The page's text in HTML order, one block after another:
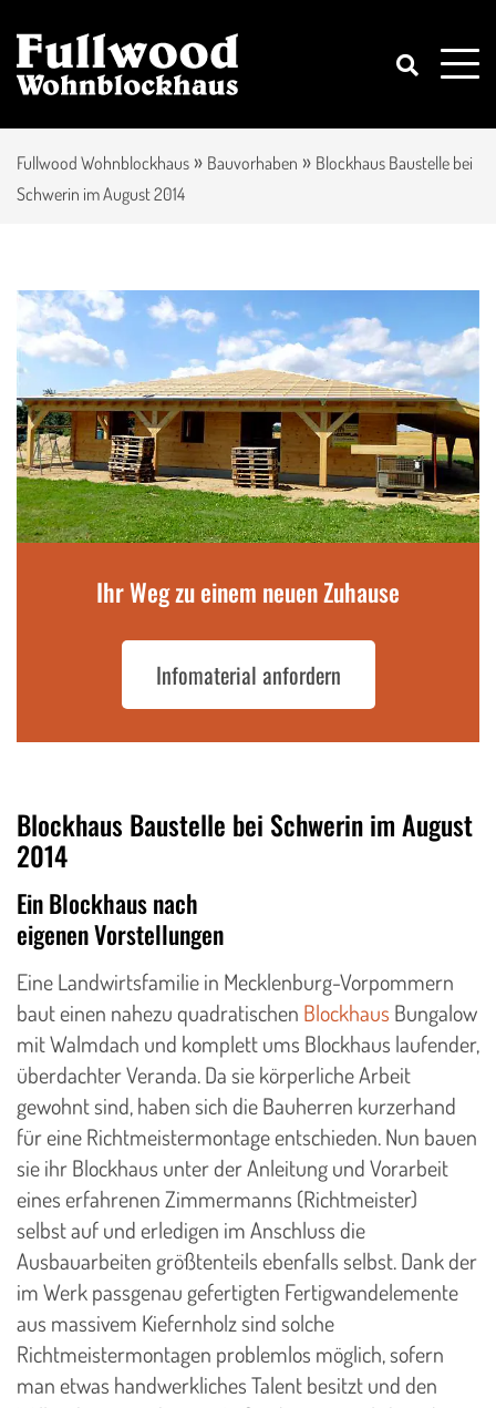
Fullwood Wohnblockhaus » Bauvorhaben » Blockhaus Baustelle bei
Schwerin im August 2014
Ihr Weg zu einem neuen Zuhause
Infomaterial anfordern
Blockhaus Baustelle bei Schwerin im August
2014
Ein Blockhaus nach
eigenen Vorstellungen
Eine Landwirtsfamilie in Mecklenburg-Vorpommern
baut einen nahezu quadratischen Blockhaus Bungalow
mit Walmdach und komplett ums Blockhaus laufender,
überdachter Veranda. Da sie körperliche Arbeit
gewohnt sind, haben sich die Bauherren kurzerhand
für eine Richtmeistermontage entschieden. Nun bauen
sie ihr Blockhaus unter der Anleitung und Vorarbeit
eines erfahrenen Zimmermanns (Richtmeister)
selbst auf und erledigen im Anschluss die
Ausbauarbeiten größtenteils ebenfalls selbst. Dank der
im Werk passgenau gefertigten Fertigwandelemente
aus massivem Kiefernholz sind solche
Richtmeistermontagen problemlos möglich, sofern
man etwas handwerkliches Talent besitzt und den